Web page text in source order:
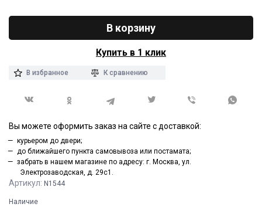
Артикул: N1544
Наличие
В корзину
Купить в 1 клик
В избранное К сравнению
Вы можете оформить заказ на сайте с доставкой:
курьером до двери;
до ближайшего пункта самовывоза или постамата;
забрать в нашем магазине по адресу: г. Москва, ул.
Электрозаводская, д. 29с1.